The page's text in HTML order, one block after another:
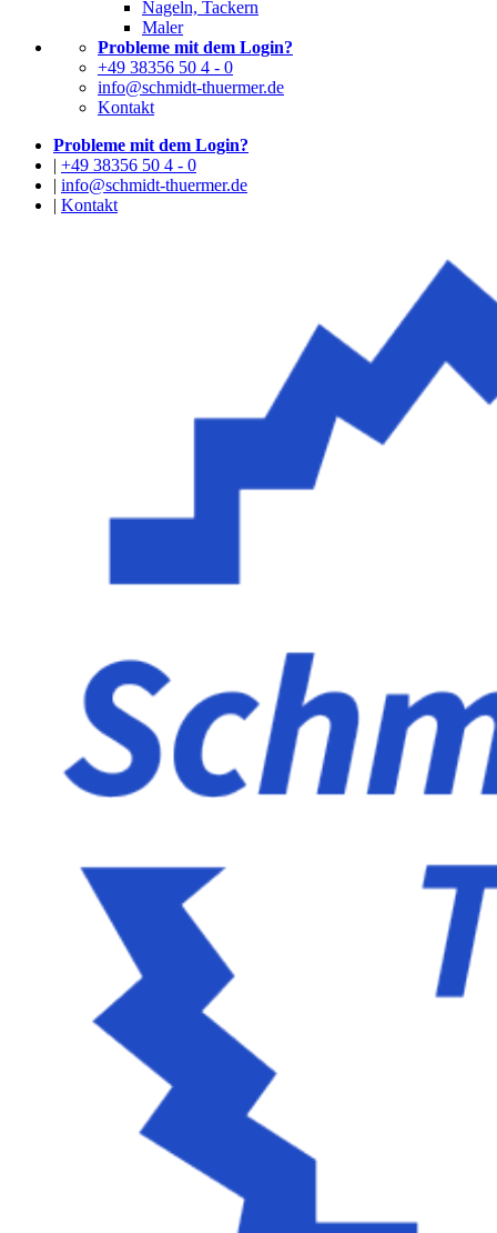
Nageln, Tackern
Maler
Probleme mit dem Login?
+49 38356 50 4 - 0
info@schmidt-thuermer.de
Kontakt
Probleme mit dem Login?
| +49 38356 50 4 - 0
| info@schmidt-thuermer.de
| Kontakt